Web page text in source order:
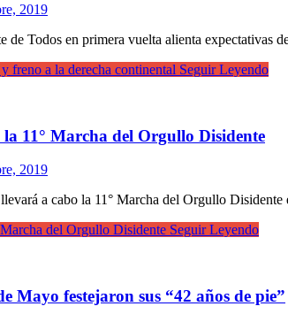
2019
de Todos en primera vuelta alienta expectativas
freno a la derecha continental Seguir Leyendo
11° Marcha del Orgullo Disidente
2019
a cabo la 11° Marcha del Orgullo
del Orgullo Disidente Seguir Leyendo
Mayo festejaron sus “42 años de pie”